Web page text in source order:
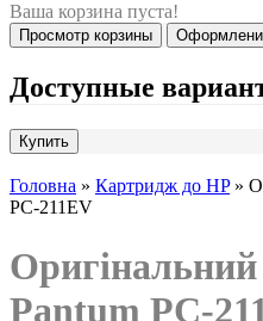
Ваша корзина пуста!
Просмотр корзины
Доступные
Головна » Картридж до HP»
PC-211EV
Pantum PC-